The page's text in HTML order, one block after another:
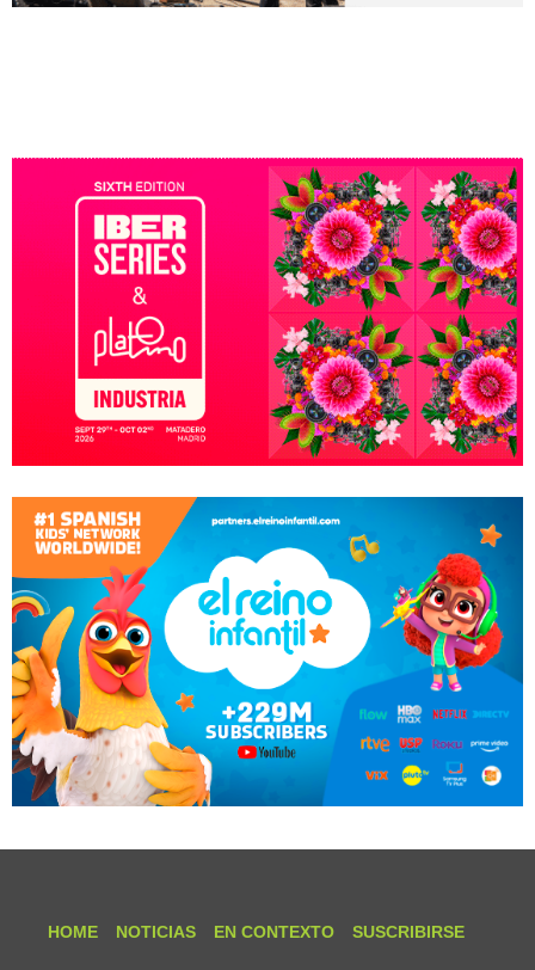
HOME NOTICIAS EN CONTEXTO SUSCRIBIRSE